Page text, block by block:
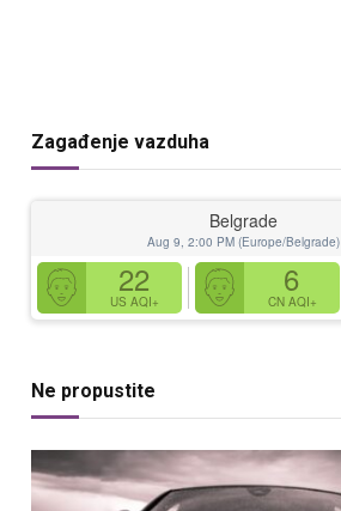
Zagađenje vazduha
Belgrade
Aug 9, 2:00 PM (Europe/Belgrade)
22
US AQI+
6
CN AQI+
Ne propustite